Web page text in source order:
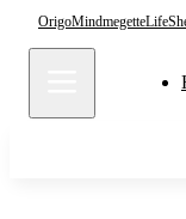
OrigoMindmegetteLife